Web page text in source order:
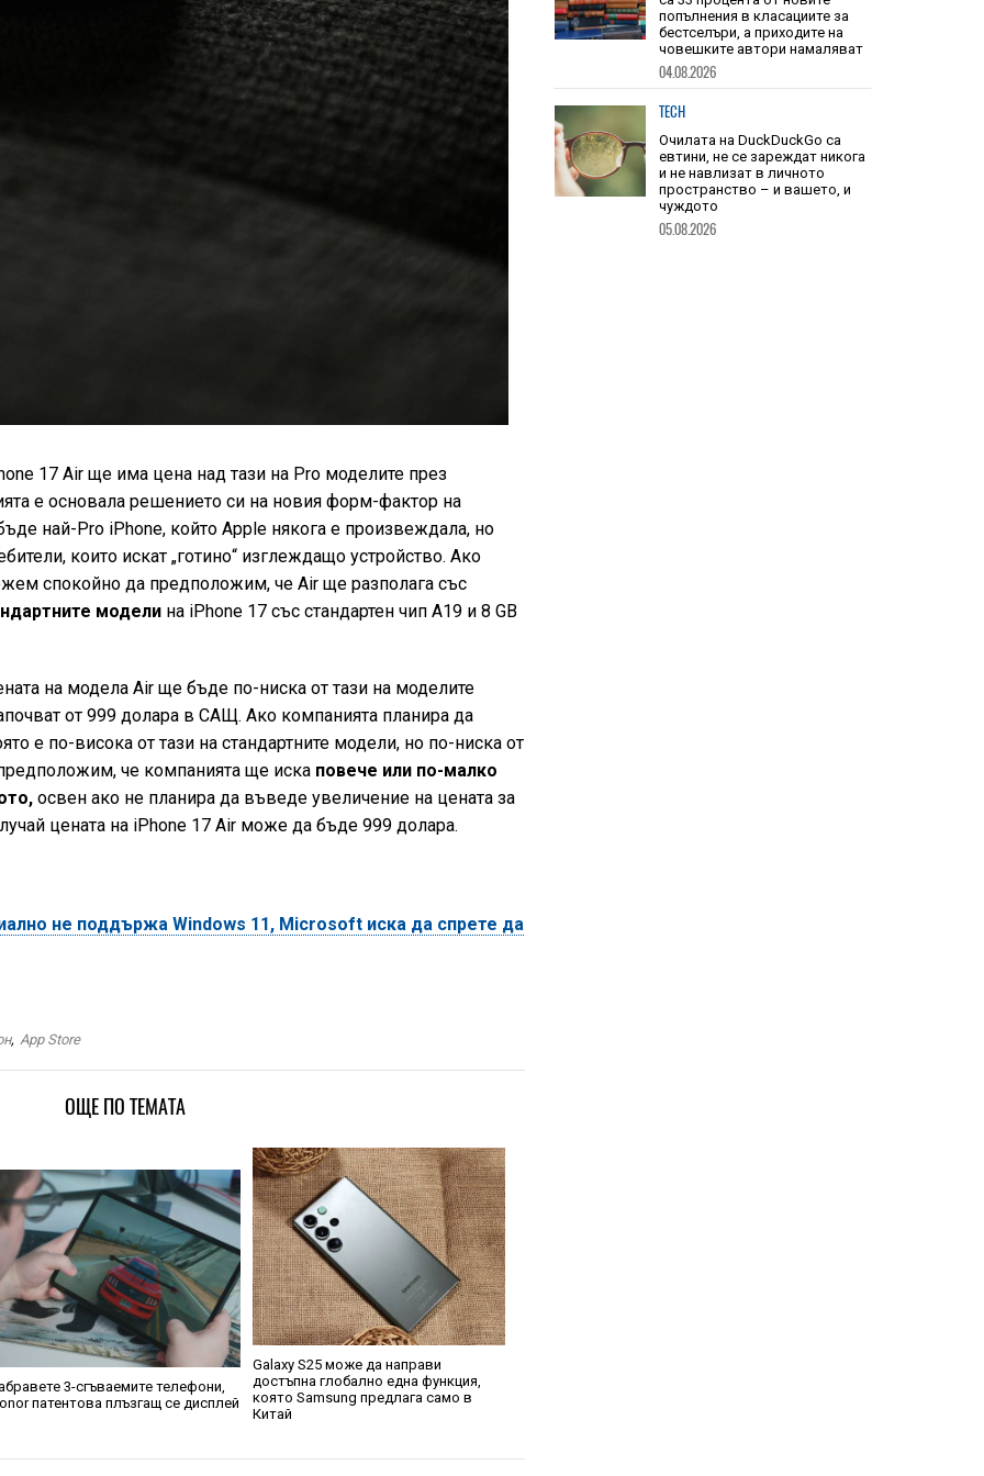
17 Air ще има цена над тази на Pro моделите през
е основала решението си на новия форм-фактор на
най-Pro iPhone, който Apple някога е произвеждала, но
които искат „готино“ изглеждащо устройство. Ако
спокойно да предположим, че Air ще разполага със
модели на iPhone 17 със стандартен чип A19 и 8 GB
на модела Air ще бъде по-ниска от тази на моделите
от 999 долара в САЩ. Ако компанията планира да
е по-висока от тази на стандартните модели, но по-ниска от
че компанията ще иска повече или по-малко
освен ако не планира да въведе увеличение на цената за
цената на iPhone 17 Air може да бъде 999 долара.
не поддържа Windows 11, Microsoft иска да спрете да
, App Store
ОЩЕ ПО ТЕМАТА
3-сгъваемите телефони,
патентова плъзгащ се дисплей
Galaxy S25 може да направи
достъпна глобално една функция,
която Samsung предлага само в
Китай
TECH
Книгите, създадени от ИИ, вече
са 33 процента от новите
попълнения в класациите за
бестселъри, а приходите на
човешките автори намаляват
04.08.2026
TECH
Очилата на DuckDuckGo са
евтини, не се зареждат никога
и не навлизат в личното